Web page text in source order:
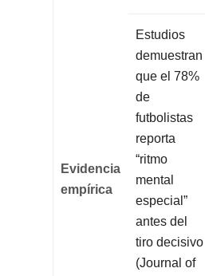
Evidencia
empírica
Estudios
demuestran
que el 78%
de
futbolistas
reporta
“ritmo
mental
especial”
antes del
tiro decisivo
(Journal of